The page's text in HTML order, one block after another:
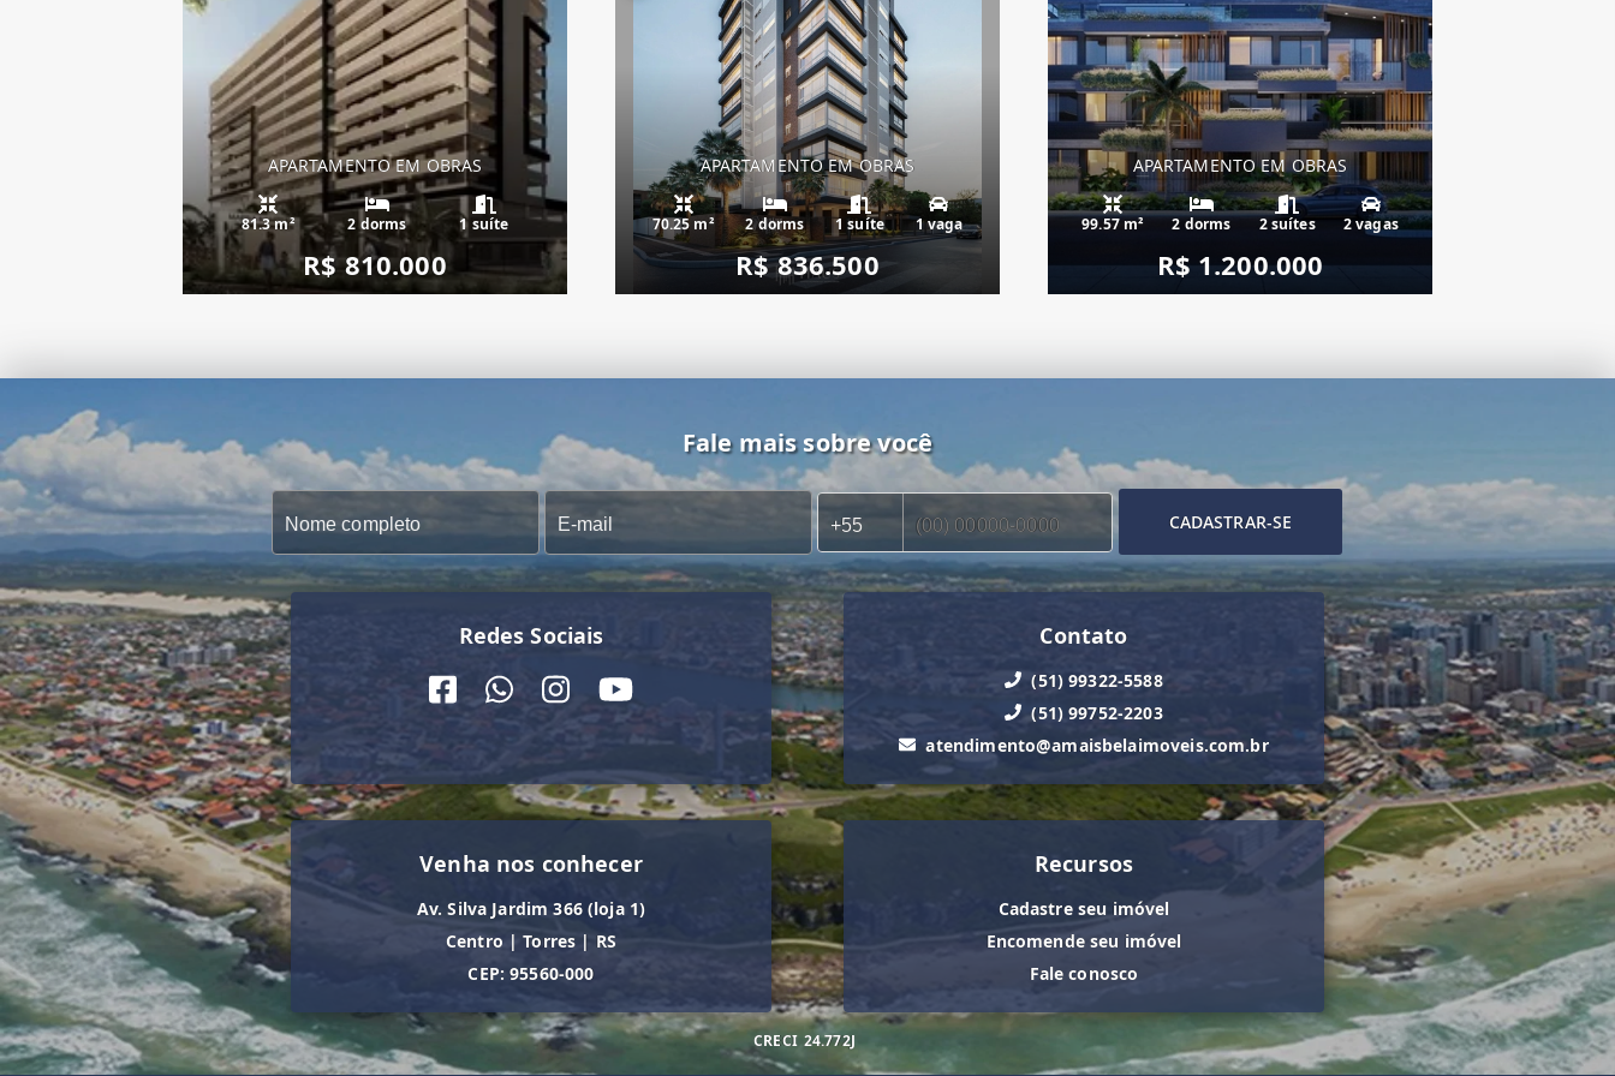
APARTAMENTO EM OBRAS
81.3 m² 2 dorms 1 suíte
R$ 810.000
APARTAMENTO EM OBRAS
70.25 m² 2 dorms 1 suíte 1 vaga
R$ 836.500
APARTAMENTO EM OBRAS
99.57 m² 2 dorms 2 suítes 2 vagas
R$ 1.200.000
Fale mais sobre você
CADASTRAR-SE
Redes Sociais Contato
(51) 99322-5588
(51) 99752-2203
atendimento@amaisbelaimoveis.com.br
Venha nos conhecer
Av. Silva Jardim 366 (loja 1)
Centro | Torres | RS
CEP: 95560-000
Recursos
Cadastre seu imóvel
Encomende seu imóvel
Fale conosco
CRECI 24.772J